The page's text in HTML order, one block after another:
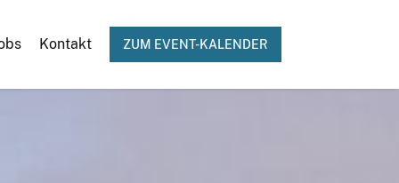
Kontakt ZUM EVENT-KALENDER